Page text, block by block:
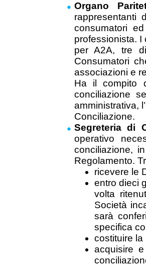
Organo
rappresentanti
consumatori
professionista. I
per A2A, tre
Consumatori
associazioni e
Ha il compito
conciliazione
amministrativa,
Conciliazione.
Segreteria di
operativo
conciliazione,
Regolamento.
ricevere le
entro dieci
volta
Società
sarà
specifica
costituire
acquisire